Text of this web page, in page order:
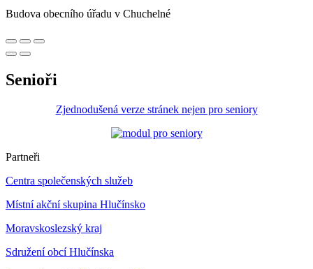
Budova obecního úřadu v Chuchelné
Senioři
Zjednodušená verze stránek nejen pro seniory
Partneři
Centra společenských služeb
Místní akční skupina Hlučínsko
Moravskoslezský kraj
Sdružení obcí Hlučínska